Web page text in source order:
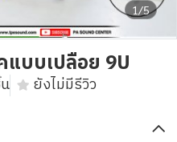
1/5
แบบเปลือย 9U
ยังไม่มีรีวิว